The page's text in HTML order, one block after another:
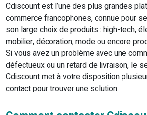
Cdiscount est l’une des plus grandes
commerce francophones, connue pour
son large choix de produits : high-tech,
mobilier, décoration, mode ou encore
Si vous avez un problème avec une
défectueux ou un retard de livraison, le
Cdiscount met à votre disposition
contact pour trouver une solution.